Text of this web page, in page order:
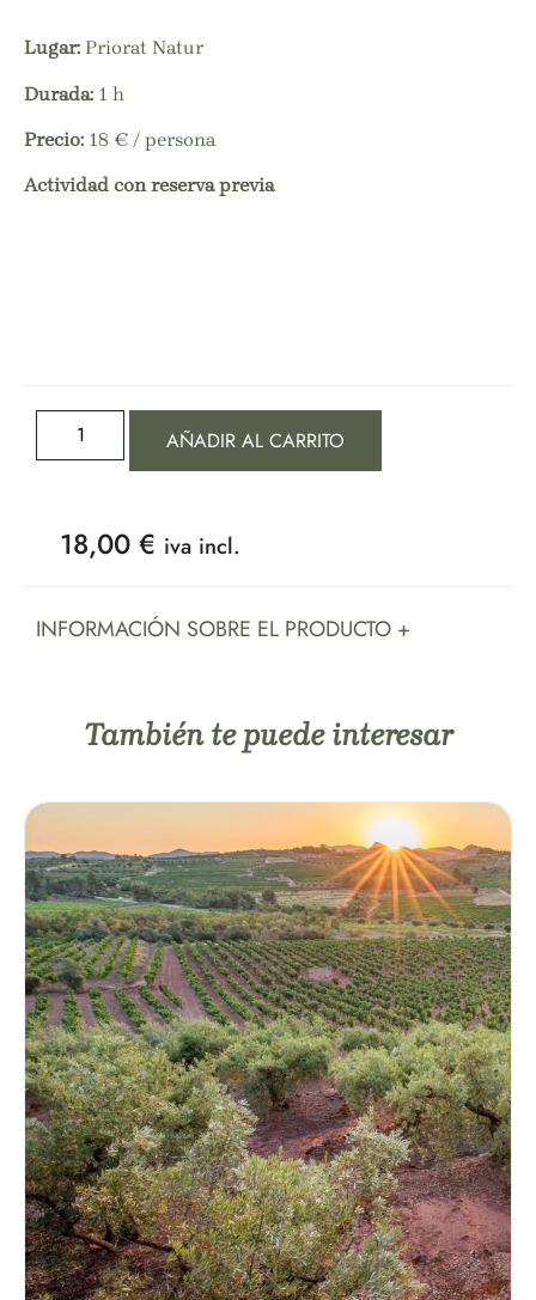
Lugar: Priorat Natur
Durada: 1 h
Precio: 18 € / persona
Actividad con reserva previa
AÑADIR AL CARRITO
18,00 € iva incl.
INFORMACIÓN SOBRE EL PRODUCTO +
También te puede interesar